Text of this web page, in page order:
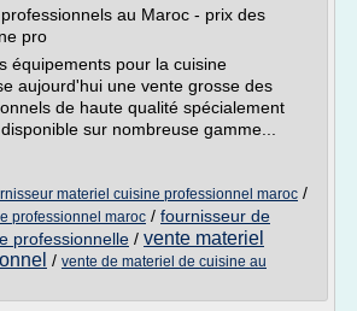
au Maroc - prix des
pro
équipements pour la cuisine
aujourd'hui une vente grosse des
de haute qualité spécialement
sur nombreuse gamme...
materiel cuisine professionnel maroc /
professionnel maroc / fournisseur de
professionnelle / vente materiel
/ vente de materiel de cuisine au